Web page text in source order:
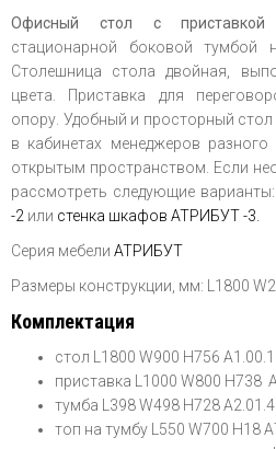
Офисный стол с приставкой
стационарной боковой тумбой
Столешница стола двойная,
цвета. Приставка для
опору. Удобный и просторный
в кабинетах менеджеров
открытым пространством. Если
рассмотреть следующие варианты:
-2 или стенка шкафов АТРИБУТ -3.
Серия мебели АТРИБУТ
Размеры конструкции, мм: L1800
Комплектация
стол L1800 W900 H756
приставка L1000 W800 H738
тумба L398 W498 H728
топ на тумбу L550 W700 H18